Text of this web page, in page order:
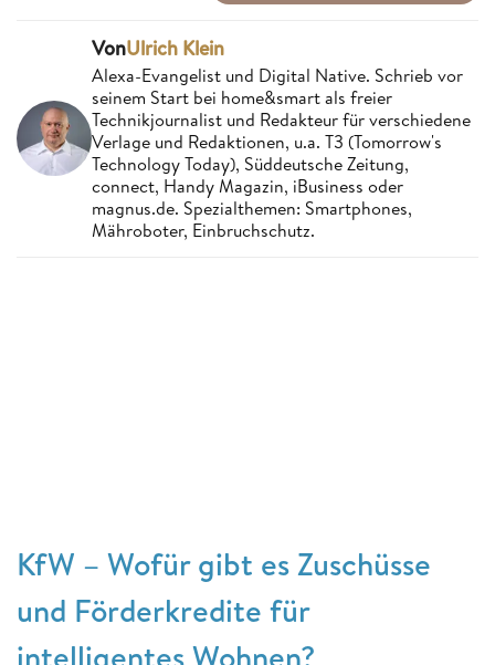
VonUlrich Klein
Alexa-Evangelist und Digital Native. Schrieb vor
seinem Start bei home&smart als freier
Technikjournalist und Redakteur für verschiedene
Verlage und Redaktionen, u.a. T3 (Tomorrow's
Technology Today), Süddeutsche Zeitung,
connect, Handy Magazin, iBusiness oder
magnus.de. Spezialthemen: Smartphones,
Mähroboter, Einbruchschutz.
KfW – Wofür gibt es Zuschüsse
und Förderkredite für